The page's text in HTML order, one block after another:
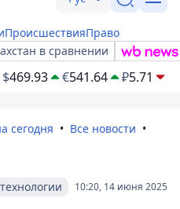
ПроисшествияПраво
в сравнении
$469.93 €541.64 ₽5.71
сегодня
Все новости
10:20, 14 июня 2025